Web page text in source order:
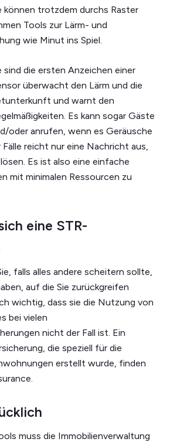
können trotzdem durchs Raster
Tools zur Lärm- und
wie Minut ins Spiel.
sind die ersten Anzeichen einer
überwacht den Lärm und die
und warnt den
Es kann sogar Gäste
oder anrufen, wenn es Geräusche
reicht nur eine Nachricht aus,
Es ist also eine einfache
mit minimalen Ressourcen zu
eine STR-
falls alles andere scheitern sollte,
auf die Sie zurückgreifen
wichtig, dass sie die Nutzung von
bei vielen
nicht der Fall ist. Ein
die speziell für die
erstellt wurde, finden
muss die Immobilienverwaltung